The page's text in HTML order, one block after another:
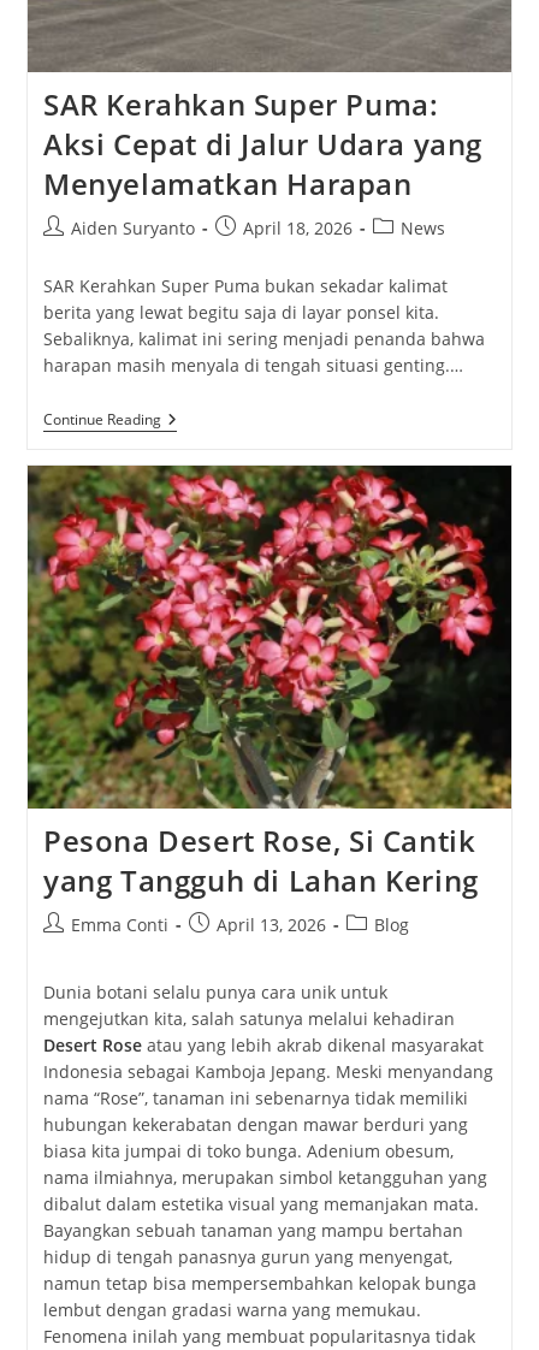
SAR Kerahkan Super Puma:
Aksi Cepat di Jalur Udara yang
Menyelamatkan Harapan
PostAiden Suryanto
PostApril 18, 2026
PostNews
SAR Kerahkan Super Puma bukan sekadar kalimat
berita yang lewat begitu saja di layar ponsel kita.
Sebaliknya, kalimat ini sering menjadi penanda bahwa
harapan masih menyala di tengah situasi genting.…
Continue ReadingSAR
Kerahkan
Puma:
Aksi
Cepat
Di
Jalur
Udara
Yang
Menyelamatkan
Harapan
Pesona Desert Rose, Si Cantik
yang Tangguh di Lahan Kering
PostEmma Conti
PostApril 13, 2026
PostBlog
Dunia botani selalu punya cara unik untuk
mengejutkan kita, salah satunya melalui kehadiran
Desert Roseatau yang lebih akrab dikenal masyarakat
Indonesia sebagai Kamboja Jepang. Meski menyandang
nama “Rose”, tanaman ini sebenarnya tidak memiliki
hubungan kekerabatan dengan mawar berduri yang
biasa kita jumpai di toko bunga. Adenium obesum,
nama ilmiahnya, merupakan simbol ketangguhan yang
dibalut dalam estetika visual yang memanjakan mata.
Bayangkan sebuah tanaman yang mampu bertahan
hidup di tengah panasnya gurun yang menyengat,
namun tetap bisa mempersembahkan kelopak bunga
lembut dengan gradasi warna yang memukau.
Fenomena inilah yang membuat popularitasnya tidak